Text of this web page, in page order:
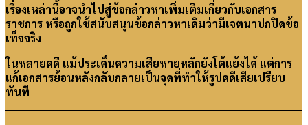
เรื่องเหล่านี้อาจนำไปสู่ข้อกล่าวหาเพิ่มเติมเกี่ยวกับเอกสาร
ราชการ หรือถูกใช้สนับสนุนข้อกล่าวหาเดิมว่ามีเจตนาปกปิดข้อ
เท็จจริง
ในหลายคดี แม้ประเด็นความเสียหายหลักยังโต้แย้งได้ แต่การ
แก้เอกสารย้อนหลังกลับกลายเป็นจุดที่ทำให้รูปคดีเสียเปรียบ
ทันที